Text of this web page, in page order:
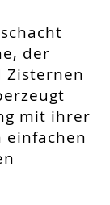
der
Zisternen
mit ihrer
einfachen